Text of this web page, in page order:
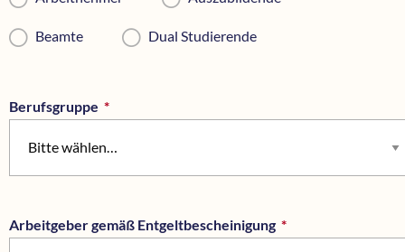
Beamte Dual Studierende
Berufsgruppe *
Arbeitgeber gemäß Entgeltbescheinigung *